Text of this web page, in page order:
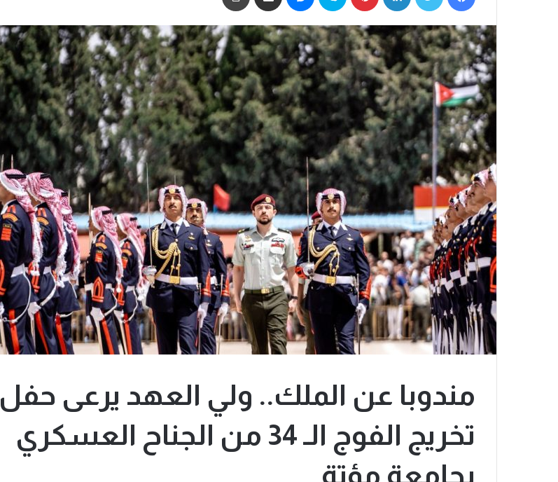
مندوبا عن الملك.. ولي العهد يرعى حفل
تخريج الفوج الـ 34 من الجناح العسكري
بجامعة مؤتة